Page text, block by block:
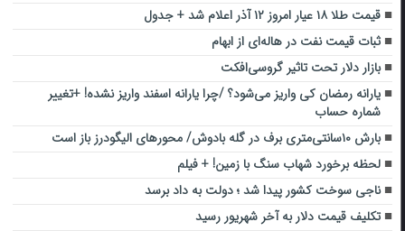
قیمت طلا ۱۸ عیار امروز ۱۲ آذر اعلام شد + جدول
ثبات قیمت نفت در هاله‌ای از ابهام
بازار دلار تحت تاثیر گروسی‌افکت
یارانه رمضان کی واریز می‌شود؟ /چرا یارانه اسفند واریز نشده! +تغییر
شماره حساب
بارش ۱۰سانتی‌متری برف در گله بادوش/ محورهای الیگودرز باز است
لحظه برخورد شهاب سنگ با زمین! + فیلم
ناجی سوخت کشور پیدا شد ؛ دولت به داد برسد
تکلیف قیمت دلار به آخر شهریور رسید